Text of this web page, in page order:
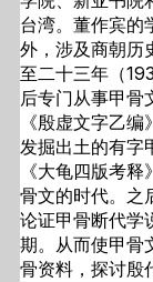
台湾。董作宾的
外，涉及商朝历
至二十三年（
后专门从事甲骨
《殷虚文字乙
发掘出土的有字
《大龟四版考
骨文的时代。之
论证甲骨断代学
期。从而使甲骨
骨资料，探讨殷